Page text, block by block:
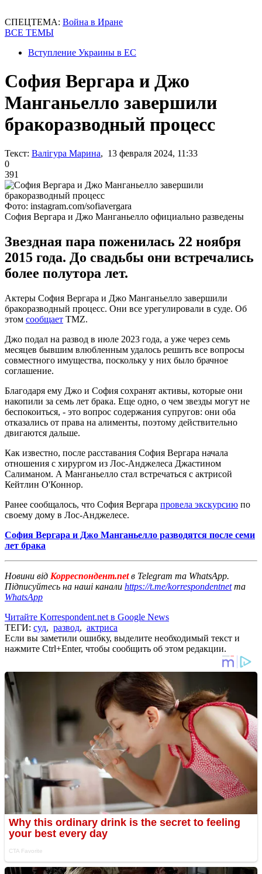
СПЕЦТЕМА: Война в Иране
ВСЕ ТЕМЫ
Вступление Украины в ЕС
София Вергара и Джо
Манганьелло завершили
бракоразводный процесс
Текст: Валігура Марина, 13 февраля 2024, 11:33
0
391
Фото: instagram.com/sofiavergara
София Вергара и Джо Манганьелло официально разведены
Звездная пара поженилась 22 ноября
2015 года. До свадьбы они встречались
более полутора лет.
Актеры София Вергара и Джо Манганьелло завершили
бракоразводный процесс. Они все урегулировали в суде. Об
этом сообщает TMZ.
Джо подал на развод в июле 2023 года, а уже через семь
месяцев бывшим влюбленным удалось решить все вопросы
совместного имущества, поскольку у них было брачное
соглашение.
Благодаря ему Джо и София сохранят активы, которые они
накопили за семь лет брака. Еще одно, о чем звезды могут не
беспокоиться, - это вопрос содержания супругов: они оба
отказались от права на алименты, поэтому действительно
двигаются дальше.
Как известно, после расставания София Вергара начала
отношения с хирургом из Лос-Анджелеса Джастином
Салиманом. А Манганьелло стал встречаться с актрисой
Кейтлин О'Коннор.
Ранее сообщалось, что София Вергара провела экскурсию по
своему дому в Лос-Анджелесе.
София Вергара и Джо Манганьелло разводятся после семи
лет брака
Новини від Корреспондент.netв Telegram та WhatsApp.
Підписуйтесь на наші канали https://t.me/korrespondentnetта
WhatsApp
Читайте Korrespondent.net в Google News
ТЕГИ: суд, развод, актриса
Если вы заметили ошибку, выделите необходимый текст и
нажмите Ctrl+Enter, чтобы сообщить об этом редакции.